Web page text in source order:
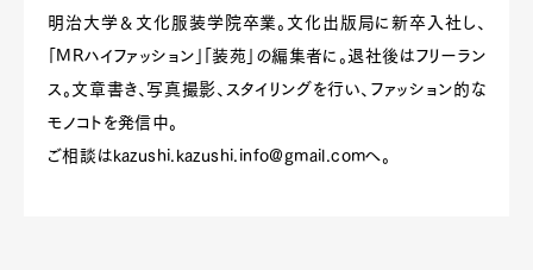
明治大学＆文化服装学院卒業。文化出版局に新卒入社し、
「MRハイファッション」「装苑」の編集者に。退社後はフリーラン
ス。文章書き、写真撮影、スタイリングを行い、ファッション的な
モノコトを発信中。
ご相談はkazushi.kazushi.info@gmail.comへ。